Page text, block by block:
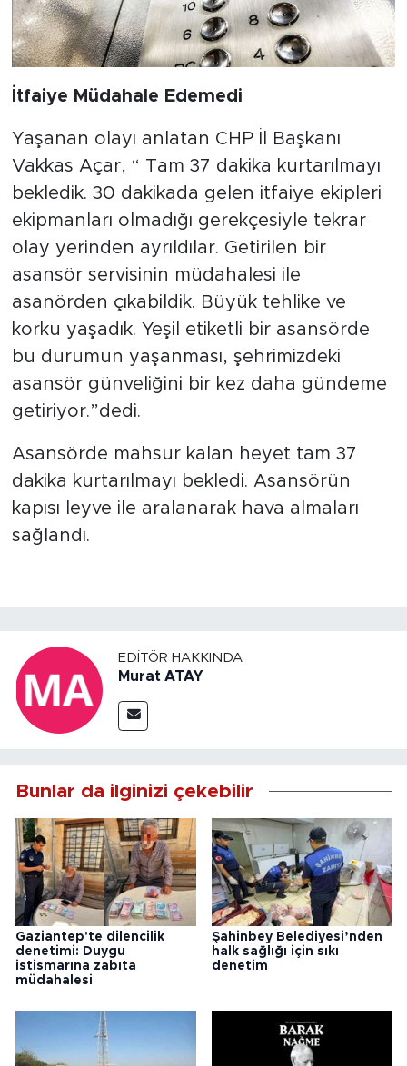
İtfaiye Müdahale Edemedi
Yaşanan olayı anlatan CHP İl Başkanı
Vakkas Açar, “ Tam 37 dakika kurtarılmayı
bekledik. 30 dakikada gelen itfaiye ekipleri
ekipmanları olmadığı gerekçesiyle tekrar
olay yerinden ayrıldılar. Getirilen bir
asansör servisinin müdahalesi ile
asanörden çıkabildik. Büyük tehlike ve
korku yaşadık. Yeşil etiketli bir asansörde
bu durumun yaşanması, şehrimizdeki
asansör günveliğini bir kez daha gündeme
getiriyor.”dedi.
Asansörde mahsur kalan heyet tam 37
dakika kurtarılmayı bekledi. Asansörün
kapısı leyve ile aralanarak hava almaları
sağlandı.
EDITÖR HAKKINDA
Murat ATAY
Bunlar da ilginizi çekebilir
Gaziantep'te dilencilik
denetimi: Duygu
istismarına zabıta
müdahalesi
Şahinbey Belediyesi’nden
halk sağlığı için sıkı
denetim